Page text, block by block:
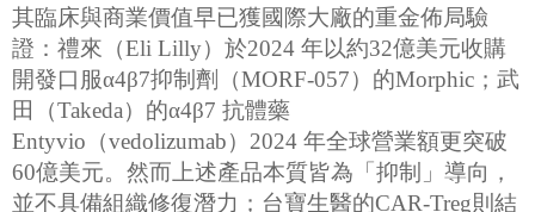
其臨床與商業價值早已獲國際大廠的重金佈局驗
證：禮來（Eli Lilly）於2024 年以約32億美元收購
開發口服α4β7抑制劑（MORF-057）的Morphic；武
田（Takeda）的α4β7 抗體藥
Entyvio（vedolizumab）2024 年全球營業額更突破
60億美元。然而上述產品本質皆為「抑制」導向，
並不具備組織修復潛力；台寶生醫的CAR-Treg則結